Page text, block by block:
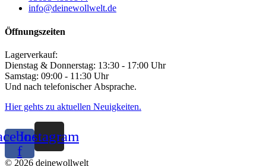
info@deinewollwelt.de
Öffnungszeiten
Lagerverkauf:
Dienstag & Donnerstag: 13:30 - 17:00 Uhr
Samstag: 09:00 - 11:30 Uhr
Und nach telefonischer Absprache.
Hier gehts zu aktuellen Neuigkeiten.
f
Instagram
© 2026 deinewollwelt